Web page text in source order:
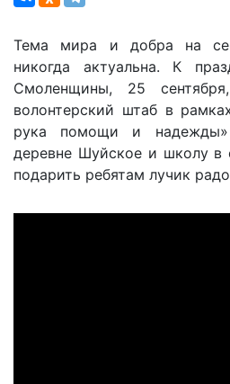
Тема мира и добра на
никогда актуальна. К
Смоленщины, 25
волонтерский штаб в
рука помощи и
деревне Шуйское и школу в
подарить ребятам лучик